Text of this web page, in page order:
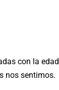
con la edad
nos sentimos.